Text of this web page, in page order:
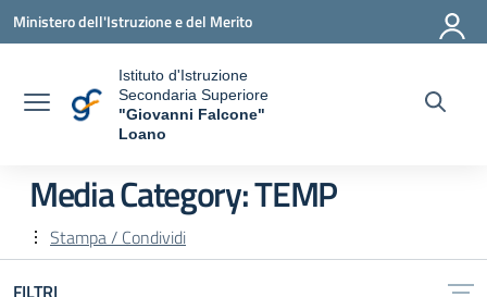
Vai ai contenuti
Vai al menu di navigazione
Vai al footer
Ministero dell'Istruzione e del Merito
Istituto d'Istruzione
Secondaria Superiore
"Giovanni Falcone"
Loano
Media Category:TEMP
Stampa / Condividi
FILTRI